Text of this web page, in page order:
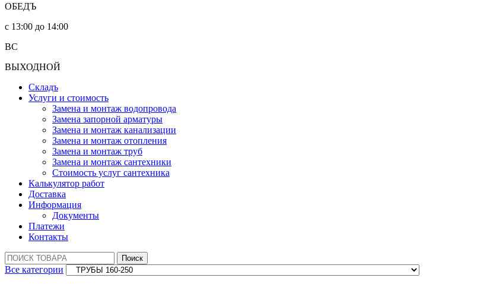
ОБЕДЪ
с 13:00 до 14:00
ВС
ВЫХОДНОЙ
Складъ
Услуги и стоимость
Замена и монтаж водопровода
Замена запорной арматуры
Замена и монтаж канализации
Замена и монтаж отопления
Замена и монтаж труб
Замена и монтаж сантехники
Стоимость услуг сантехника
Калькулятор работ
Доставка
Информация
Документы
Платежи
Контакты
Поиск:
Поиск
Все категории